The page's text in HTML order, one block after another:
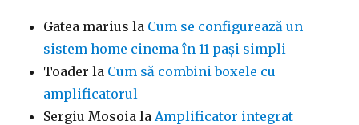
Gatea marius la Cum se configurează un
sistem home cinema în 11 pași simpli
Toader la Cum să combini boxele cu
amplificatorul
Sergiu Mosoia la Amplificator integrat